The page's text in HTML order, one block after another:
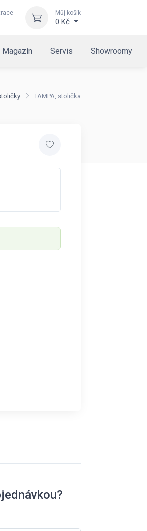
Můj košík
0 Kč
Magazín Servis Showroomy
TAMPA, stolička